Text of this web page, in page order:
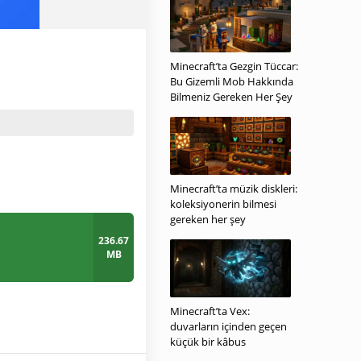
236.67
MB
Minecraft’ta Gezgin Tüccar:
Bu Gizemli Mob Hakkında
Bilmeniz Gereken Her Şey
Minecraft’ta müzik diskleri:
koleksiyonerin bilmesi
gereken her şey
Minecraft’ta Vex:
duvarların içinden geçen
küçük bir kâbus